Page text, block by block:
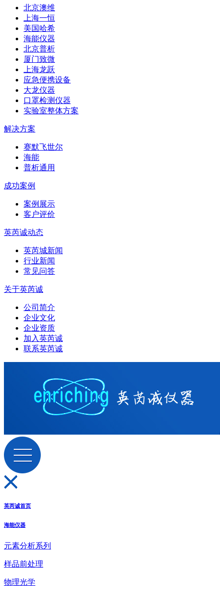
北京澳维
上海一恒
美国哈希
海能仪器
北京普析
厦门致微
上海龙跃
应急便携设备
大龙仪器
口罩检测仪器
实验室整体方案
解决方案
赛默飞世尔
海能
普析通用
成功案例
案例展示
客户评价
英芮诚动态
英芮城新闻
行业新闻
常见问答
关于英芮诚
公司简介
企业文化
企业资质
加入英芮诚
联系英芮诚
英芮诚首页
海能仪器
元素分析系列
样品前处理
物理光学